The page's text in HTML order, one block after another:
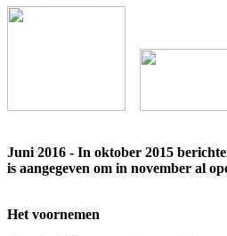
Juni 2016 - In oktober 2015
is aangegeven om in november al
Het voornemen